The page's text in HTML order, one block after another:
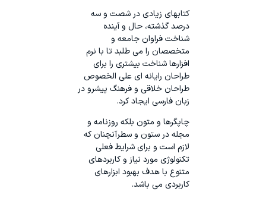
کتابهای زیادی در شصت و سه
درصد گذشته، حال و آینده
شناخت فراوان جامعه و
متخصصان را می طلبد تا با نرم
افزارها شناخت بیشتری را برای
طراحان رایانه ای علی الخصوص
طراحان خلاقی و فرهنگ پیشرو در
زبان فارسی ایجاد کرد.
چاپگرها و متون بلکه روزنامه و
مجله در ستون و سطرآنچنان که
لازم است و برای شرایط فعلی
تکنولوژی مورد نیاز و کاربردهای
متنوع با هدف بهبود ابزارهای
کاربردی می باشد.